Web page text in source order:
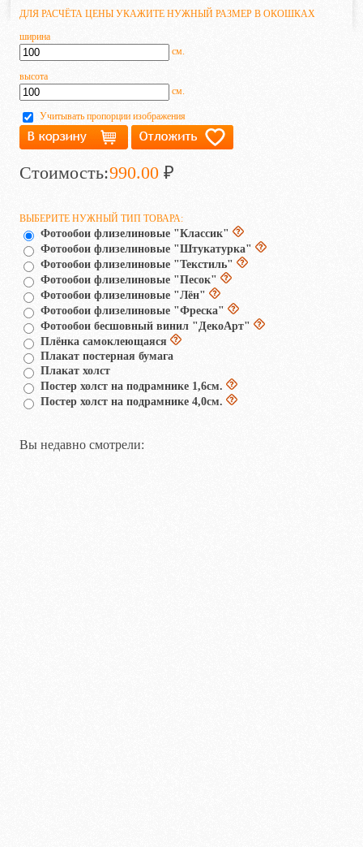
ДЛЯ РАСЧЁТА ЦЕНЫ УКАЖИТЕ НУЖНЫЙ РАЗМЕР В ОКОШКАХ
ширина
см.
высота
см.
Учитывать пропорции изображения
Стоимость:990.00 ₽
ВЫБЕРИТЕ НУЖНЫЙ ТИП ТОВАРА:
Фотообои флизелиновые "Классик"
Фотообои флизелиновые "Штукатурка"
Фотообои флизелиновые "Текстиль"
Фотообои флизелиновые "Песок"
Фотообои флизелиновые "Лён"
Фотообои флизелиновые "Фреска"
Фотообои бесшовный винил "ДекоАрт"
Плёнка самоклеющаяся
Плакат постерная бумага
Плакат холст
Постер холст на подрамнике 1,6см.
Постер холст на подрамнике 4,0см.
Вы недавно смотрели: